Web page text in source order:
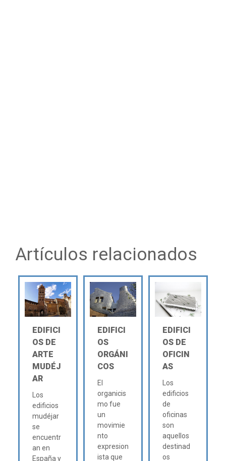
Artículos relacionados
EDIFICI
OS DE
ARTE
MUDÉJ
AR
Los
edificios
mudéjar
se
encuentr
an en
España y
EDIFICI
OS
ORGÁNI
COS
El
organicis
mo fue
un
movimie
nto
expresion
ista que
EDIFICI
OS DE
OFICIN
AS
Los
edificios
de
oficinas
son
aquellos
destinad
os